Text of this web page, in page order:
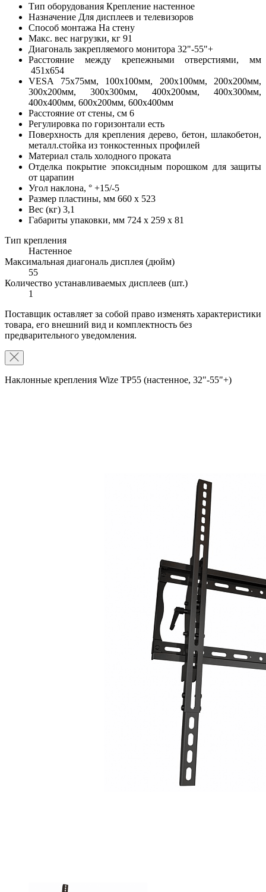
Тип оборудования Крепление настенное
Назначение Для дисплеев и телевизоров
Способ монтажа На стену
Макс. вес нагрузки, кг 91
Диагональ закрепляемого монитора 32"-55"+
Расстояние между крепежными отверстиями, мм
451x654
VESA
75x75мм, 100x100мм, 200x100мм, 200x200мм,
300x200мм, 300x300мм, 400x200мм, 400x300мм,
400x400мм, 600x200мм, 600x400мм
Расстояние от стены, см 6
Регулировка по горизонтали есть
Поверхность для крепления дерево, бетон, шлакобетон,
металл.стойка из тонкостенных профилей
Материал сталь холодного проката
Отделка покрытие эпоксидным порошком для защиты
от царапин
Угол наклона, ° +15/-5
Размер пластины, мм 660 x 523
Вес (кг) 3,1
Габариты упаковки, мм 724 x 259 x 81
Тип крепления
Настенное
Максимальная диагональ дисплея (дюйм)
55
Количество устанавливаемых дисплеев (шт.)
1
Поставщик оставляет за собой право изменять характеристики
товара, его внешний вид и комплектность без
предварительного уведомления.
Наклонные крепления Wize TP55 (настенное, 32"-55"+)